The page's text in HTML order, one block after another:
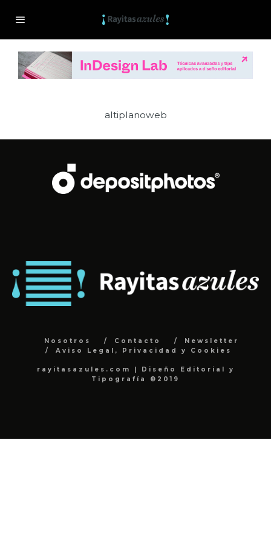
altiplanoweb
Nosotros Contacto
Newsletter
Aviso Legal, Privacidad y Cookies
rayitasazules.com | Diseño Editorial y
Tipografía ©2019